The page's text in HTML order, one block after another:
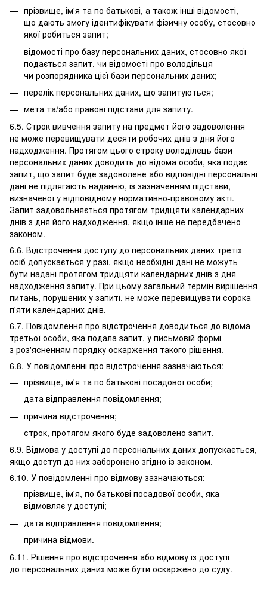
прізвище, ім'я та по батькові, а також інші відомості,
що дають змогу ідентифікувати фізичну особу, стосовно
якої робиться запит;
відомості про базу персональних даних, стосовно якої
подається запит, чи відомості про володільця
чи розпорядника цієї бази персональних даних;
перелік персональних даних, що запитуються;
мета та/або правові підстави для запиту.
6.5. Строк вивчення запиту на предмет його задоволення
не може перевищувати десяти робочих днів з дня його
надходження. Протягом цього строку володілець бази
персональних даних доводить до відома особи, яка подає
запит, що запит буде задоволене або відповідні персональні
дані не підлягають наданню, із зазначенням підстави,
визначеної у відповідному нормативно-правовому акті.
Запит задовольняється протягом тридцяти календарних
днів з дня його надходження, якщо інше не передбачено
законом.
6.6. Відстрочення доступу до персональних даних третіх
осіб допускається у разі, якщо необхідні дані не можуть
бути надані протягом тридцяти календарних днів з дня
надходження запиту. При цьому загальний термін вирішення
питань, порушених у запиті, не може перевищувати сорока
п'яти календарних днів.
6.7. Повідомлення про відстрочення доводиться до відома
третьої особи, яка подала запит, у письмовій формі
з роз'ясненням порядку оскарження такого рішення.
6.8. У повідомленні про відстрочення зазначаються:
прізвище, ім'я та по батькові посадової особи;
дата відправлення повідомлення;
причина відстрочення;
строк, протягом якого буде задоволено запит.
6.9. Відмова у доступі до персональних даних допускається,
якщо доступ до них заборонено згідно із законом.
6.10. У повідомленні про відмову зазначаються:
прізвище, ім'я, по батькові посадової особи, яка
відмовляє у доступі;
дата відправлення повідомлення;
причина відмови.
6.11. Рішення про відстрочення або відмову із доступі
до персональних даних може бути оскаржено до суду.